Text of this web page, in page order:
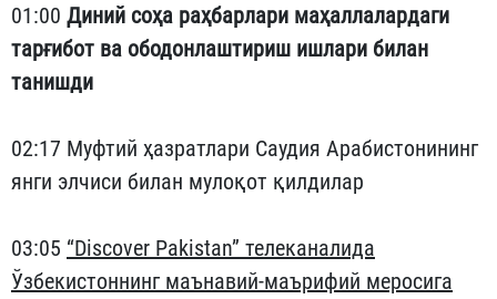
01:00 Диний соҳа раҳбарлари маҳаллалардаги
тарғибот ва ободонлаштириш ишлари билан
танишди
02:17 Муфтий ҳазратлари Саудия Арабистонининг
янги элчиси билан мулоқот қилдилар
03:05 “Discover Pakistan” телеканалида
Ўзбекистоннинг маънавий-маърифий меросига